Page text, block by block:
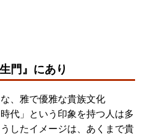
門』にあり
、雅で優雅な貴族文化
代」という印象を持つ人は多
したイメージは、あくまで貴